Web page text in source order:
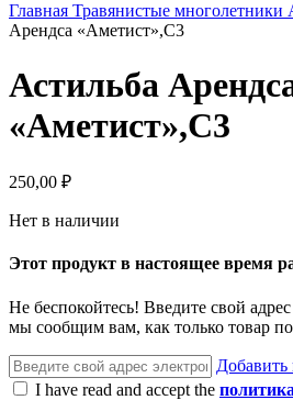
Главная Травянистые многолетники
Арендса «Аметист»,С3
Астильба
«Аметист»,С3
250,00 ₽
Нет в наличии
Этот продукт в настоящее время
Не беспокойтесь! Введите свой
мы сообщим вам, как только товар
I have read and accept the